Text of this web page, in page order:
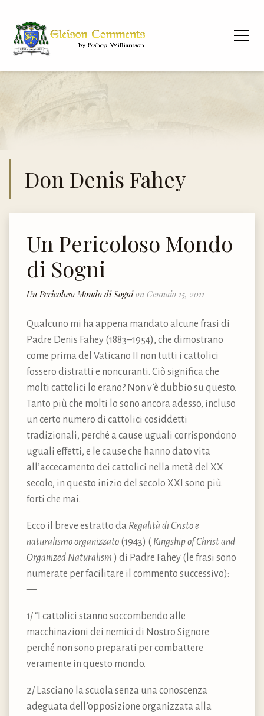
Don Denis Fahey
Un Pericoloso Mondo
di Sogni
Un Pericoloso Mondo di Sognion Gennaio 15, 2011
Qualcuno mi ha appena mandato alcune frasi di
Padre Denis Fahey (1883–1954), che dimostrano
come prima del Vaticano II non tutti i cattolici
fossero distratti e noncuranti. Ciò significa che
molti cattolici lo erano? Non v’è dubbio su questo.
Tanto più che molti lo sono ancora adesso, incluso
un certo numero di cattolici cosiddetti
tradizionali, perché a cause uguali corrispondono
uguali effetti, e le cause che hanno dato vita
all’accecamento dei cattolici nella metà del XX
secolo, in questo inizio del secolo XXI sono più
forti che mai.
Ecco il breve estratto da Regalità di Cristo e
naturalismo organizzato (1943) ( Kingship of Christ and
Organized Naturalism ) di Padre Fahey (le frasi sono
numerate per facilitare il commento successivo):
—
1/ “I cattolici stanno soccombendo alle
macchinazioni dei nemici di Nostro Signore
perché non sono preparati per combattere
veramente in questo mondo.
2/ Lasciano la scuola senza una conoscenza
adeguata dell’opposizione organizzata alla